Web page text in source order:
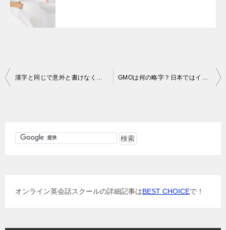
投
オンライン英会話スクールの詳細記事はBEST CHOICEで！